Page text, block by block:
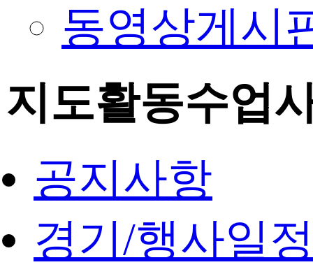
동영상게시
지도활동수업
공지사항
경기/행사일